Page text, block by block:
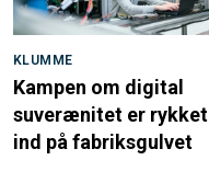
KLUMME
Kampen om digital
suverænitet er rykket
ind på fabriksgulvet